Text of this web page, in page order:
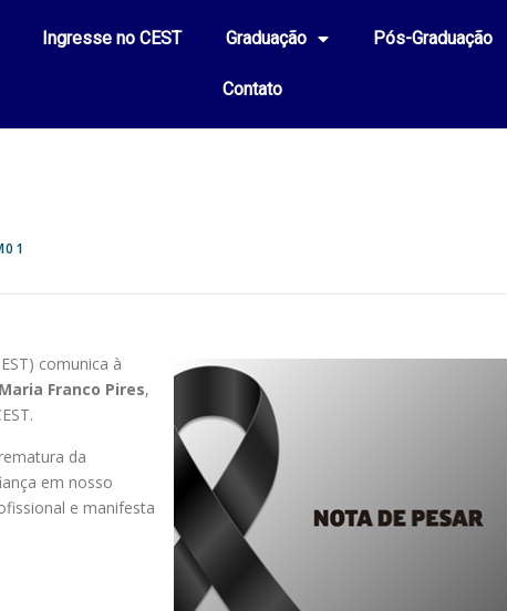
Ingresse no CEST Graduação Pós-Graduação
Contato
comunica à
Franco Pires,
da
em nosso
e manifesta